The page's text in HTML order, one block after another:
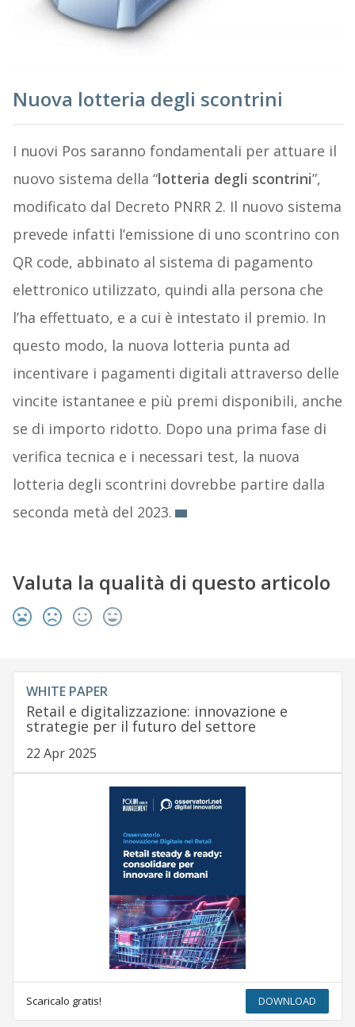
Nuova lotteria degli scontrini
I nuovi Pos saranno fondamentali per attuare il
nuovo sistema della “lotteria degli scontrini”,
modificato dal Decreto PNRR 2. Il nuovo sistema
prevede infatti l’emissione di uno scontrino con
QR code, abbinato al sistema di pagamento
elettronico utilizzato, quindi alla persona che
l’ha effettuato, e a cui è intestato il premio. In
questo modo, la nuova lotteria punta ad
incentivare i pagamenti digitali attraverso delle
vincite istantanee e più premi disponibili, anche
se di importo ridotto. Dopo una prima fase di
verifica tecnica e i necessari test, la nuova
lotteria degli scontrini dovrebbe partire dalla
seconda metà del 2023.
Valuta la qualità di questo articolo
WHITE PAPER
Retail e digitalizzazione: innovazione e
strategie per il futuro del settore
22 Apr 2025
Scaricalo gratis! DOWNLOAD